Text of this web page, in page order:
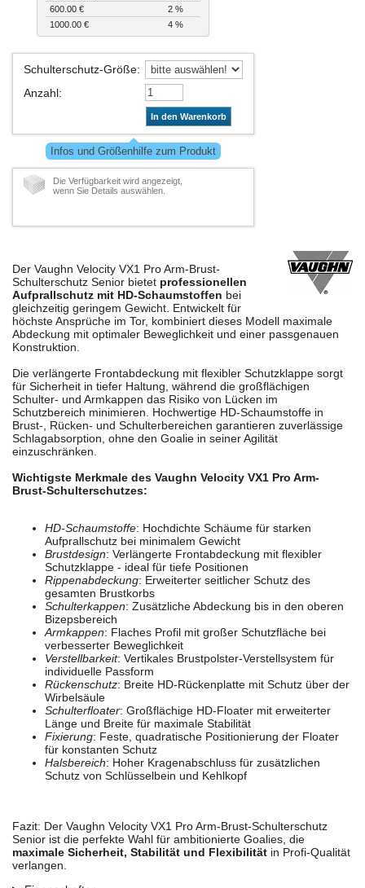
600.00 €
2 %
1000.00 €
4 %
Schulterschutz-Größe:
Anzahl:
In den Warenkorb
Infos und Größenhilfe zum Produkt
Die Verfügbarkeit wird angezeigt,
wenn Sie Details auswählen.
Der Vaughn Velocity VX1 Pro Arm-Brust-
Schulterschutz Senior bietet professionellen
Aufprallschutz mit HD-Schaumstoffen bei
gleichzeitig geringem Gewicht. Entwickelt für
höchste Ansprüche im Tor, kombiniert dieses Modell maximale
Abdeckung mit optimaler Beweglichkeit und einer passgenauen
Konstruktion.
Die verlängerte Frontabdeckung mit flexibler Schutzklappe sorgt
für Sicherheit in tiefer Haltung, während die großflächigen
Schulter- und Armkappen das Risiko von Lücken im
Schutzbereich minimieren. Hochwertige HD-Schaumstoffe in
Brust-, Rücken- und Schulterbereichen garantieren zuverlässige
Schlagabsorption, ohne den Goalie in seiner Agilität
einzuschränken.
Wichtigste Merkmale des Vaughn Velocity VX1 Pro Arm-
Brust-Schulterschutzes:
HD-Schaumstoffe: Hochdichte Schäume für starken
Aufprallschutz bei minimalem Gewicht
Brustdesign: Verlängerte Frontabdeckung mit flexibler
Schutzklappe - ideal für tiefe Positionen
Rippenabdeckung: Erweiterter seitlicher Schutz des
gesamten Brustkorbs
Schulterkappen: Zusätzliche Abdeckung bis in den oberen
Bizepsbereich
Armkappen: Flaches Profil mit großer Schutzfläche bei
verbesserter Beweglichkeit
Verstellbarkeit: Vertikales Brustpolster-Verstellsystem für
individuelle Passform
Rückenschutz: Breite HD-Rückenplatte mit Schutz über der
Wirbelsäule
Schulterfloater: Großflächige HD-Floater mit erweiterter
Länge und Breite für maximale Stabilität
Fixierung: Feste, quadratische Positionierung der Floater
für konstanten Schutz
Halsbereich: Hoher Kragenabschluss für zusätzlichen
Schutz von Schlüsselbein und Kehlkopf
Fazit: Der Vaughn Velocity VX1 Pro Arm-Brust-Schulterschutz
Senior ist die perfekte Wahl für ambitionierte Goalies, die
maximale Sicherheit, Stabilität und Flexibilität in Profi-Qualität
verlangen.